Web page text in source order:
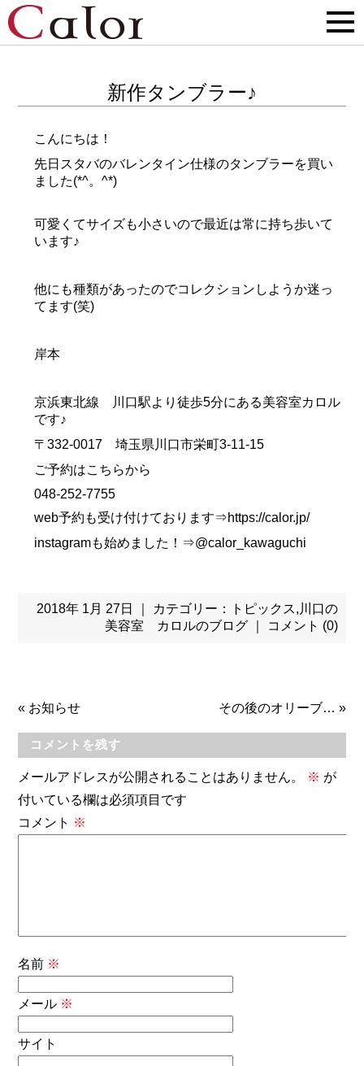
新作タンブラー♪
こんにちは！
先日スタバのバレンタイン仕様のタンブラーを買い
ました(*^。^*)
可愛くてサイズも小さいので最近は常に持ち歩いて
います♪
他にも種類があったのでコレクションしようか迷っ
てます(笑)
岸本
京浜東北線 川口駅より徒歩5分にある美容室カロル
です♪
〒332-0017 埼玉県川口市栄町3-11-15
ご予約はこちらから
048-252-7755
web予約も受け付けております⇒https://calor.jp/
instagramも始めました！⇒@calor_kawaguchi
2018年 1月 27日 ｜ カテゴリー： トピックス, 川口の
美容室 カロルのブログ｜ コメント (0)
« お知らせ その後のオリーブ… »
コメントを残す
メールアドレスが公開されることはありません。 ※ が
付いている欄は必須項目です
コメント ※
名前 ※
メール ※
サイト